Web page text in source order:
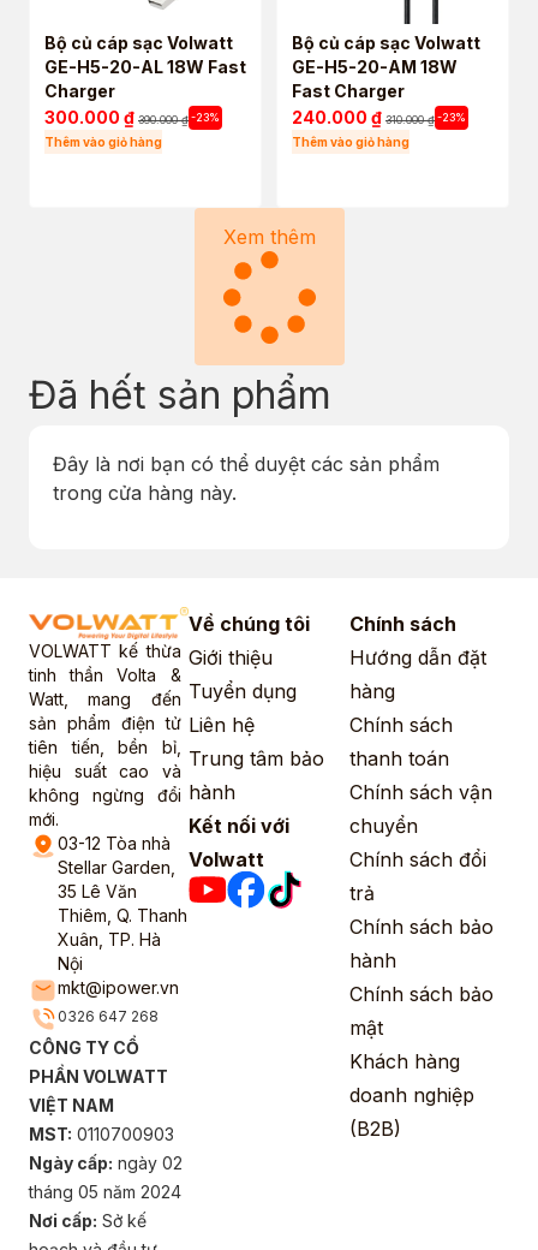
Bộ củ cáp sạc Volwatt
GE-H5-20-AL 18W Fast
Charger
300.000 ₫ 390.000₫-23%
Thêm vào giỏ hàng
Bộ củ cáp sạc Volwatt
GE-H5-20-AM 18W
Fast Charger
240.000 ₫ 310.000₫-23%
Thêm vào giỏ hàng
Xem thêm
Đã hết sản phẩm
Đây là nơi bạn có thể duyệt các sản phẩm
trong cửa hàng này.
VOLWATT kế thừa
tinh thần Volta &
Watt, mang đến
sản phẩm điện tử
tiên tiến, bền bỉ,
hiệu suất cao và
không ngừng đổi
mới.
03-12 Tòa nhà
Stellar Garden,
35 Lê Văn
Thiêm, Q. Thanh
Xuân, TP. Hà
Nội
mkt@ipower.vn
0326 647 268
CÔNG TY CỔ
PHẦN VOLWATT
VIỆT NAM
MST: 0110700903
Ngày cấp: ngày 02
tháng 05 năm 2024
Nơi cấp: Sở kế
Về chúng tôi
Giới thiệu
Tuyển dụng
Liên hệ
Trung tâm bảo
hành
Kết nối với
Volwatt
Chính sách
Hướng dẫn đặt
hàng
Chính sách
thanh toán
Chính sách vận
chuyển
Chính sách đổi
trả
Chính sách bảo
hành
Chính sách bảo
mật
Khách hàng
doanh nghiệp
(B2B)